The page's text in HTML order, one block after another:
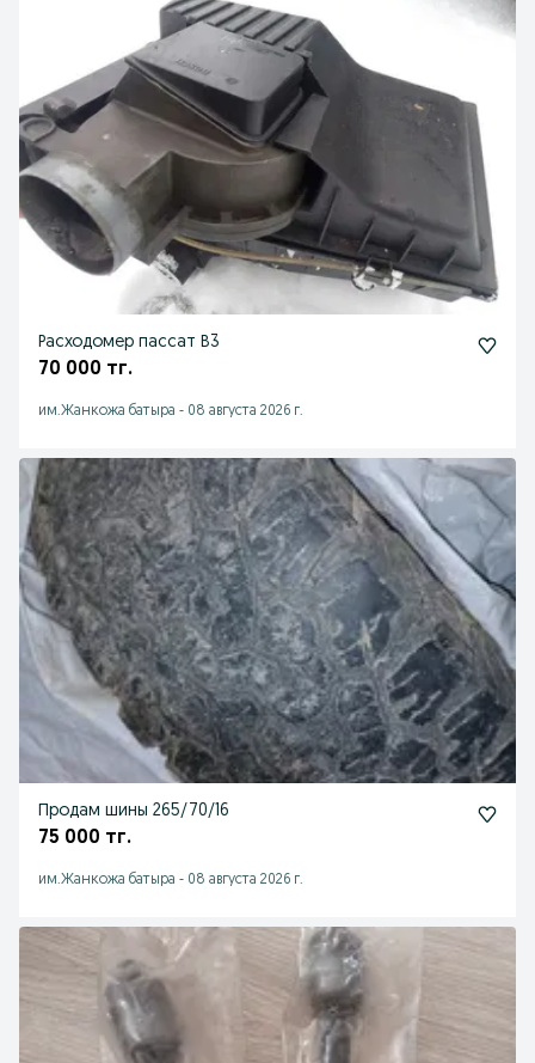
Расходомер пассат В3
70 000 тг.
им.Жанкожа батыра - 08 августа 2026 г.
Продам шины 265/70/16
75 000 тг.
им.Жанкожа батыра - 08 августа 2026 г.